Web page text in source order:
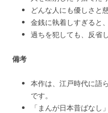
どんな人にも優しさと
金銭に執着しすぎると
過ちを犯しても、反省
備考
本作は、江戸時代に語
です。
「まんが日本昔ばなし